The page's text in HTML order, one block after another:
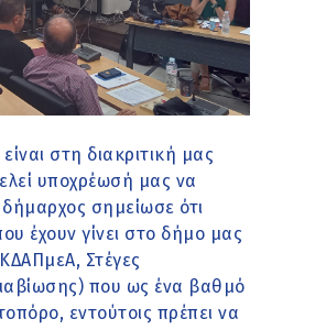
στη διακριτική μας
υποχρέωσή μας να
σημείωσε ότι
έχουν γίνει στο δήμο μας
Στέγες
που ως ένα βαθμό
εντούτοις πρέπει να